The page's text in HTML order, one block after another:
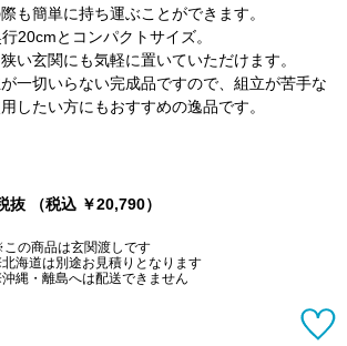
も簡単に持ち運ぶことができます。
20cmとコンパクトサイズ。
い玄関にも気軽に置いていただけます。
一切いらない完成品ですので、組立が苦手な
したい方にもおすすめの逸品です。
抜 （税込 ￥20,790）
の商品は玄関渡しです
海道は別途お見積りとなります
縄・離島へは配送できません